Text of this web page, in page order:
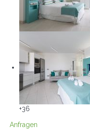
+36
Anfragen